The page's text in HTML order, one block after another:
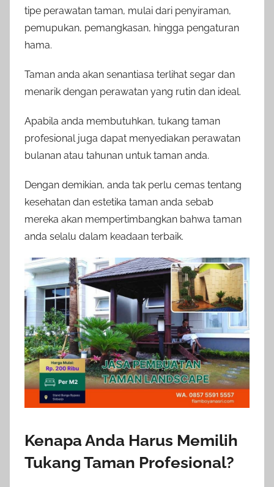
tipe perawatan taman, mulai dari penyiraman,
pemupukan, pemangkasan, hingga pengaturan
hama.
Taman anda akan senantiasa terlihat segar dan
menarik dengan perawatan yang rutin dan ideal.
Apabila anda membutuhkan, tukang taman
profesional juga dapat menyediakan perawatan
bulanan atau tahunan untuk taman anda.
Dengan demikian, anda tak perlu cemas tentang
kesehatan dan estetika taman anda sebab
mereka akan mempertimbangkan bahwa taman
anda selalu dalam keadaan terbaik.
Kenapa Anda Harus Memilih
Tukang Taman Profesional?